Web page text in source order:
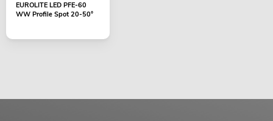
EUROLITE LED PFE-60
WW Profile Spot 20-50°